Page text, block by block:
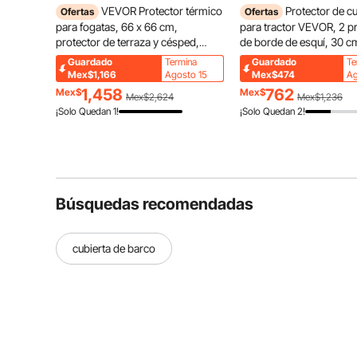
Ofertas VEVOR Protector térmico
para fogatas, 66 x 66 cm,
protector de terraza y césped,
deflector de calor para fogatas de
alta temperatura, tapete para
fogatas para proteger césped,
almohadilla para fogatas al aire
libre, hogueras, leña, cuadrado
Guardado
Mex$1,166
Termina
Agosto 15
Mex$1,458 Mex$2,624
¡Solo Quedan 1!
Ofertas
Protector de
para tractor VEVOR, 2
de borde de esquí, 30
10 cm de ancho,
cucharón de acero
retirar nieve, hojas y
grava, color naranja
Guardado
Mex$474
Mex$762 Mex$1,236
¡Solo Quedan 2!
Búsquedas recomendadas
cubierta de barco